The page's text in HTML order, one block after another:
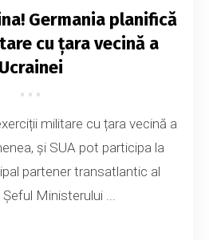
Germania planifică
cu țara vecină a
Ucrainei
militare cu țara vecină a
și SUA pot participa la
partener transatlantic al
Șeful Ministerului ...